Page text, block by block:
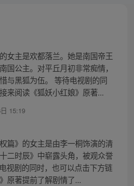
女主是欢都落兰。她是南国帝王
国公主。对平丘月初非常痴情，
与黑狐为伍。 等待电视剧的同
来阅读《狐妖小红娘》原著...
15:19
篇》的女主是由李一桐饰演的清
二时辰》中崭露头角，被观众誉
视剧的同时，也可以点击下方链
原著提前了解剧情了...